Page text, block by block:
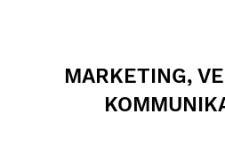
MARKETING,